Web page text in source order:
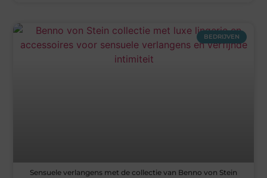
BEDRIJVEN
Sensuele verlangens met de collectie van Benno von Stein